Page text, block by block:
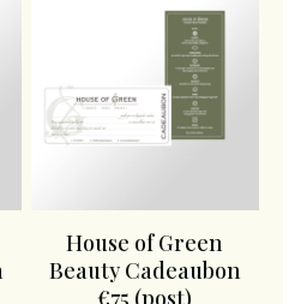
House of Green
Beauty Cadeaubon
€75 (post)